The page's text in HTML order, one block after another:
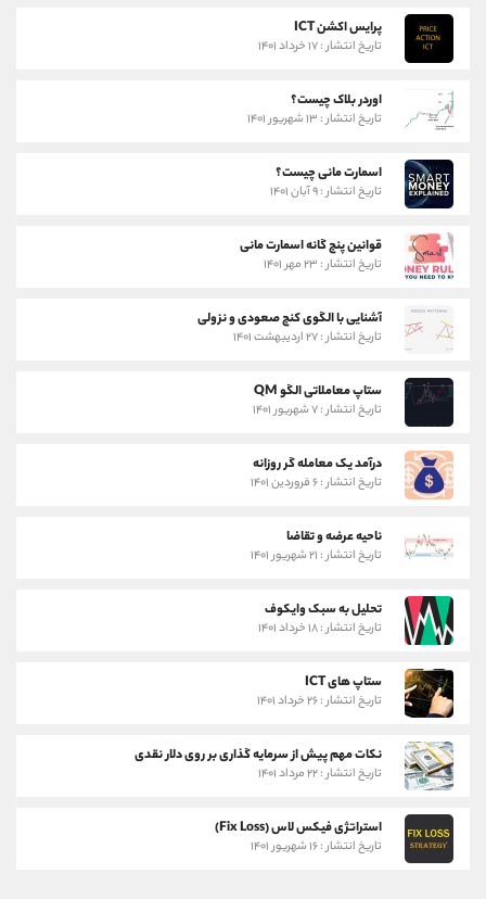
پرایس اکشن ICT
تاریخ انتشار : ۱۷ خرداد ۱۴۰۱
اوردر بلاک چیست؟
تاریخ انتشار : ۱۳ شهریور ۱۴۰۱
اسمارت مانی چیست؟
تاریخ انتشار : ۹ آبان ۱۴۰۱
قوانین پنج گانه اسمارت مانی
تاریخ انتشار : ۲۳ مهر ۱۴۰۱
آشنایی با الگوی کنج صعودی و نزولی
تاریخ انتشار : ۲۷ اردیبهشت ۱۴۰۱
ستاپ معاملاتی الگو QM
تاریخ انتشار : ۷ شهریور ۱۴۰۱
درآمد یک معامله گر روزانه
تاریخ انتشار : ۶ فروردین ۱۴۰۱
ناحیه عرضه و تقاضا
تاریخ انتشار : ۲۱ شهریور ۱۴۰۱
تحلیل به سبک وایکوف
تاریخ انتشار : ۱۸ خرداد ۱۴۰۱
ستاپ های ICT
تاریخ انتشار : ۲۶ خرداد ۱۴۰۱
نکات مهم پیش از سرمایه گذاری بر روی دلار نقدی
تاریخ انتشار : ۲۲ مرداد ۱۴۰۱
استراتژی فیکس لاس (Fix Loss)
تاریخ انتشار : ۱۶ شهریور ۱۴۰۱